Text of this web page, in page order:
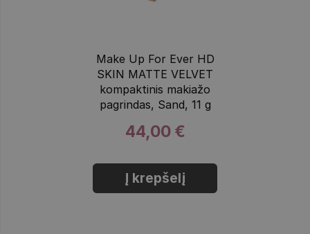
Make Up For Ever HD
SKIN MATTE VELVET
kompaktinis makiažo
pagrindas, Sand, 11 g
44,00 €
Į krepšelį